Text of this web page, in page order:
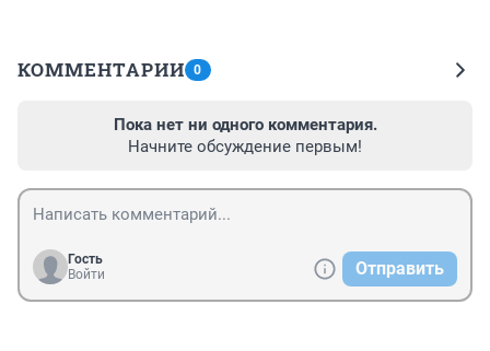
КОММЕНТАРИИ 0
Пока нет ни одного комментария.
Начните обсуждение первым!
Гость
Войти
Отправить